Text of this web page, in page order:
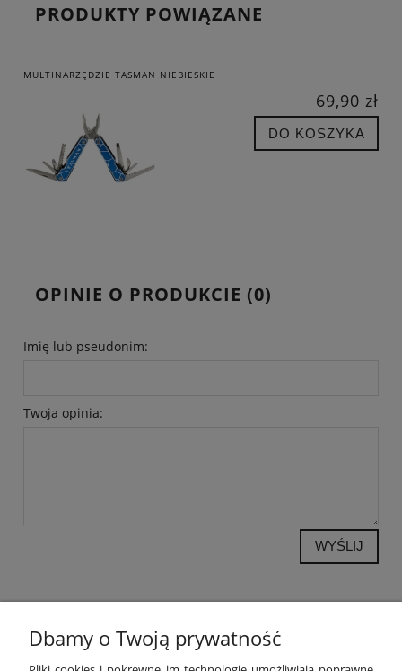
PRODUKTY POWIĄZANE
MULTINARZĘDZIE TASMAN NIEBIESKIE
69,90 zł
DO KOSZYKA
OPINIE O PRODUKCIE (0)
Imię lub pseudonim:
Twoja opinia:
WYŚLIJ
POMOC
Dbamy o Twoją prywatność